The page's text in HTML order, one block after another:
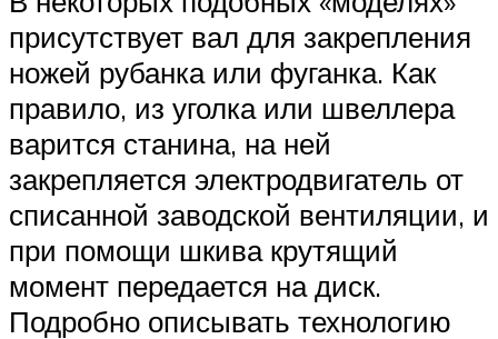
присутствует вал для закрепления
ножей рубанка или фуганка. Как
правило, из уголка или швеллера
варится станина, на ней
закрепляется электродвигатель от
списанной заводской вентиляции, и
при помощи шкива крутящий
момент передается на диск.
Подробно описывать технологию